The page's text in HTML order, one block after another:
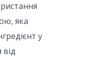
яка
у